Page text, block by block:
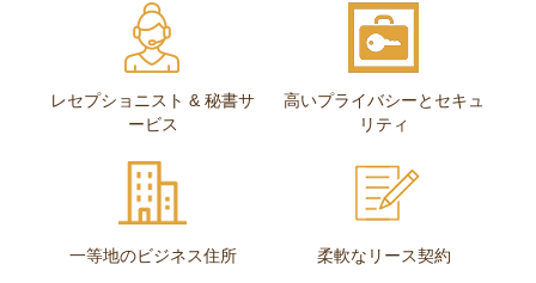
レセプショニスト & 秘書サ
ービス
高いプライバシーとセキュ
リティ
一等地のビジネス住所 柔軟なリース契約